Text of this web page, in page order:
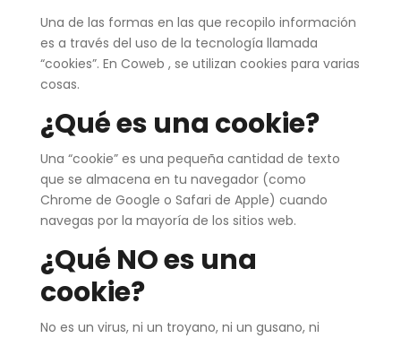
Una de las formas en las que recopilo información
es a través del uso de la tecnología llamada
“cookies”. En Coweb , se utilizan cookies para varias
cosas.
¿Qué es una cookie?
Una “cookie” es una pequeña cantidad de texto
que se almacena en tu navegador (como
Chrome de Google o Safari de Apple) cuando
navegas por la mayoría de los sitios web.
¿Qué NO es una
cookie?
No es un virus, ni un troyano, ni un gusano, ni